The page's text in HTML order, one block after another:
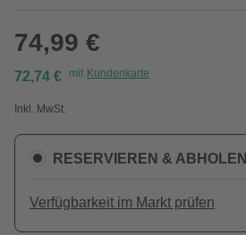
74,99 €
72,74 € mit Kundenkarte
Inkl. MwSt.
RESERVIEREN & ABHOLEN
Verfügbarkeit im Markt prüfen